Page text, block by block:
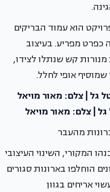
הוא עמוד הבריקים
מפריע. בעיצוב
קש שנתלו לצידו,
שמוסיף אופי לחלל.
| צלם: מאור מויאל
מהעבר
המקורי, השינוי העיצובי
הוחלפו בארונות סגורים
אריחים בגוון